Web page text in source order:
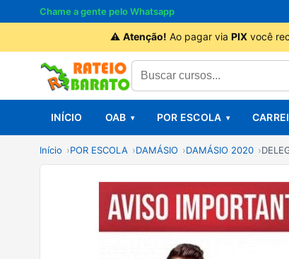
Chame a gente pelo Whatsapp
⚠ Atenção! Ao pagar via PIX você
INÍCIO OAB POR ESCOLA
Início POR ESCOLA DAMÁSIO DAMÁSIO 2020